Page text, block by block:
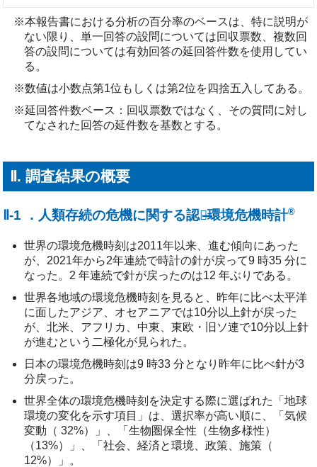
※本報告書における分析の百分率のベースは、特に説明が
ない限り、単一回答の設問については回収票数、複数回
答の設問については有効回答の延回答件数を使用してい
る。
※数値は小数点第1位もしくは第2位を四捨五入してある。
※延回答件数ベース：回収票数ではなく、その質問に対し
てなされた回答の延件数を基数とする。
Ⅱ. 調査結果の概要
Ⅱ-1 ．人類存続の危機に関する認識̶環境危機時計®
世界の環境危機時刻は2011年以来、進む傾向にあった
が、2021年から2年連続で時計の針が戻って9 時35 分に
なった。2 年連続で針が戻ったのは12 年ぶりである。
世界各地域の環境危機時刻を見ると、昨年に比べ太平洋
に面したアジア、オセアニアでは10分以上針が戻った
が、北米、アフリカ、中東、東欧・旧ソ連で10分以上針
が進むという二極化が見られた。
日本の環境危機時刻は9 時33 分となり昨年に比べ針が3
分戻った。
世界全体の環境危機時刻を決定する際に選ばれた「地球
環境の変化を示す項目」は、選択率が高い順に、「気候
変動（ 32%）」、「生物圏保全性（生物多様性）
（13%）」、「社会、経済と環境、政策、施策（
12%）」。